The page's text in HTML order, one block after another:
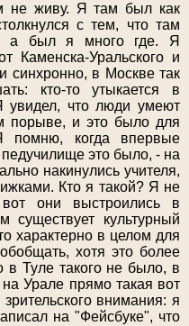
не живу. Я там был как
с тем, что там
а был я много где. Я
Каменска-Уральского и
синхронно, в Москве так
кто-то утыкается в
увидел, что люди умеют
порыве, и это было для
помню, когда впервые
это было, - на
накинулись учителя,
Кто я такой? Я не
они выстроились в
культурный
характерно в целом для
хотя это более
в Туле такого не было, в
Урале прямо такая вот
зрительского внимания: я
на "Фейсбуке", что